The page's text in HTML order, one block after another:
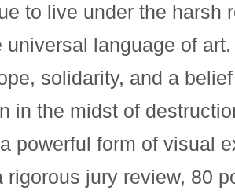
to live under the harsh
universal language of
solidarity, and a
in the midst of
powerful form of visual
rigorous jury review, 80